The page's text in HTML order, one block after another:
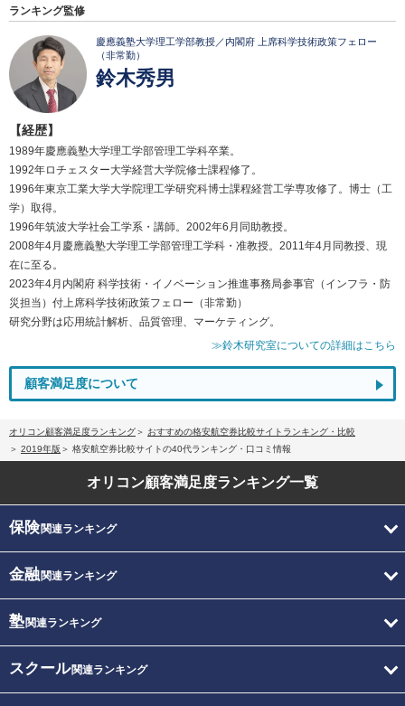
ランキング監修
慶應義塾大学理工学部教授／内閣府 上席科学技術政策フェロー
（非常勤）
鈴木秀男
【経歴】
1989年慶應義塾大学理工学部管理工学科卒業。
1992年ロチェスター大学経営大学院修士課程修了。
1996年東京工業大学大学院理工学研究科博士課程経営工学専攻修了。博士（工
学）取得。
1996年筑波大学社会工学系・講師。2002年6月同助教授。
2008年4月慶應義塾大学理工学部管理工学科・准教授。2011年4月同教授、現
在に至る。
2023年4月内閣府 科学技術・イノベーション推進事務局参事官（インフラ・防
災担当）付上席科学技術政策フェロー（非常勤）
研究分野は応用統計解析、品質管理、マーケティング。
≫鈴木研究室についての詳細はこちら
顧客満足度について
オリコン顧客満足度ランキング
おすすめの格安航空券比較サイトランキング・比較
2019年版
格安航空券比較サイトの40代ランキング・口コミ情報
オリコン顧客満足度ランキング一覧
保険関連ランキング
金融関連ランキング
塾関連ランキング
スクール関連ランキング